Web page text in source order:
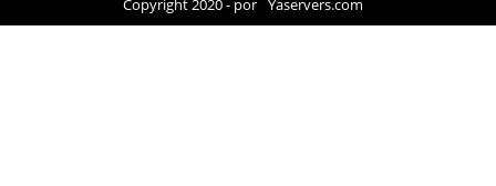
Copyright 2020 - por Yaservers.com